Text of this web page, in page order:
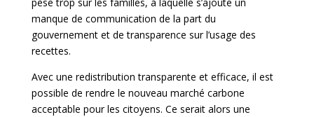
manque de communication de la part du
gouvernement et de transparence sur l’usage des
recettes.
Avec une redistribution transparente et efficace, il est
possible de rendre le nouveau marché carbone
acceptable pour les citoyens. Ce serait alors une